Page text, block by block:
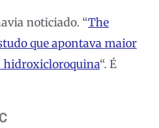
noticiado. “The
que apontava maior
hidroxicloroquina“. É